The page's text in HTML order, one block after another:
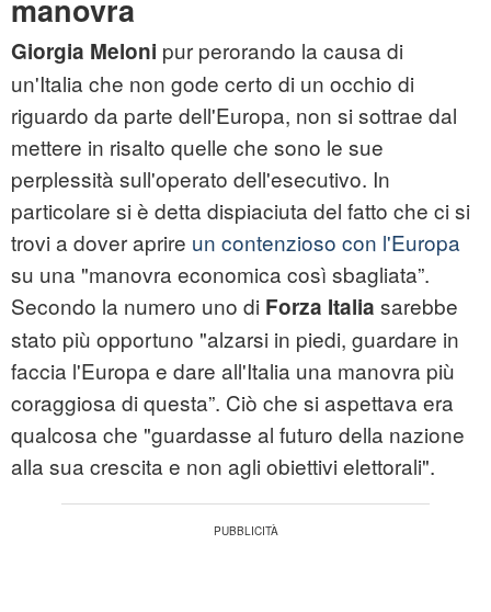
manovra
Giorgia Meloni pur perorando la causa di
un'Italia che non gode certo di un occhio di
riguardo da parte dell'Europa, non si sottrae dal
mettere in risalto quelle che sono le sue
perplessità sull'operato dell'esecutivo. In
particolare si è detta dispiaciuta del fatto che ci si
trovi a dover aprire un contenzioso con l'Europa
su una "manovra economica così sbagliata”.
Secondo la numero uno di Forza Italia sarebbe
stato più opportuno "alzarsi in piedi, guardare in
faccia l'Europa e dare all'Italia una manovra più
coraggiosa di questa”. Ciò che si aspettava era
qualcosa che "guardasse al futuro della nazione
alla sua crescita e non agli obiettivi elettorali".